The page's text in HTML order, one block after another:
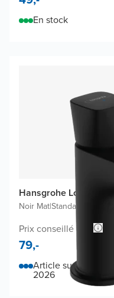
En stock
Hansgrohe Logis 80
Noir Mat|Standard
Prix conseillé 127,-
79,-
Article sur
2026